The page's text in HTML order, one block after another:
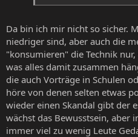
Da bin ich mir nicht so sicher.
niedriger sind, aber auch die
"konsumieren" die Technik
was alles damit zusammen
die auch Vorträge in Schulen
höre von denen selten etwas
wieder einen Skandal gibt der
wächst das Bewusstsein, aber
immer viel zu wenig Leute